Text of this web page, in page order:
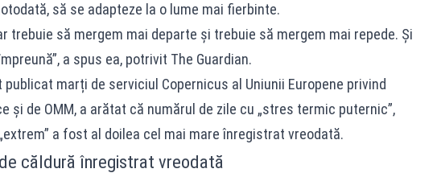
să se adapteze la o lume mai fierbinte.
trebuie să mergem mai departe și trebuie să mergem mai repede. Și
a spus ea, potrivit The Guardian.
marți de serviciul Copernicus al Uniunii Europene privind
și de OMM, a arătat că numărul de zile cu „stres termic puternic”,
a fost al doilea cel mai mare înregistrat vreodată.
căldură înregistrat vreodată